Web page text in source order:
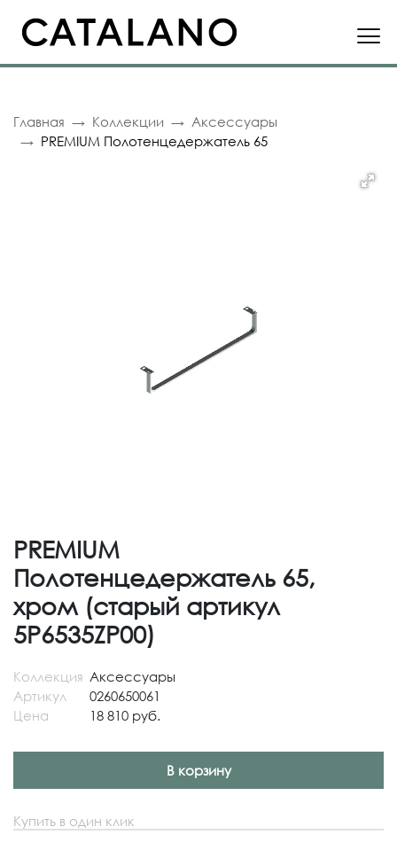
Главная Коллекции
Аксессуары
PREMIUM Полотенцедержатель 65
PREMIUM
Полотенцедержатель 65,
хром (старый артикул
5P6535ZP00)
Коллекция Аксессуары
Артикул
0260650061
Цена
18 810 руб.
В корзину
Купить в один клик